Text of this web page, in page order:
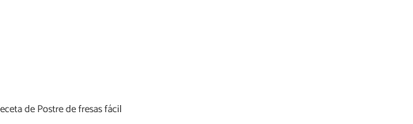
de Postre de fresas fácil